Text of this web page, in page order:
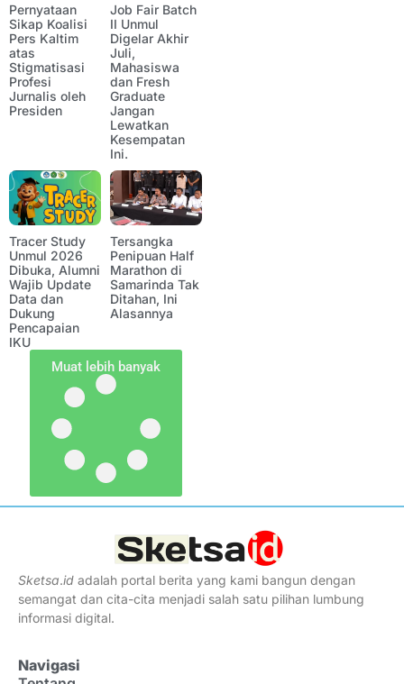
Pernyataan
Sikap Koalisi
Pers Kaltim
atas
Stigmatisasi
Profesi
Jurnalis oleh
Presiden
Job Fair Batch
II Unmul
Digelar Akhir
Juli,
Mahasiswa
dan Fresh
Graduate
Jangan
Lewatkan
Kesempatan
Ini.
Tracer Study
Unmul 2026
Dibuka, Alumni
Wajib Update
Data dan
Dukung
Pencapaian
IKU
Tersangka
Penipuan Half
Marathon di
Samarinda Tak
Ditahan, Ini
Alasannya
Muat lebih banyak
Sketsa.id adalah portal berita yang kami bangun dengan
semangat dan cita-cita menjadi salah satu pilihan lumbung
informasi digital.
Navigasi